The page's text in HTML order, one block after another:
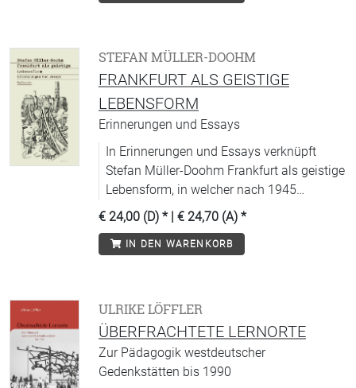
STEFAN MÜLLER-DOOHM
FRANKFURT ALS GEISTIGE
LEBENSFORM
Erinnerungen und Essays
In Erinnerungen und Essays verknüpft
Stefan Müller-Doohm Frankfurt als geistige
Lebensform, in welcher nach 1945
deutsche Geschichte, Philosophie und
Literatur ihre eigene Modernität entfalten.
€ 24,00 (D) * | € 24,70 (A) *
IN DEN WARENKORB
ULRIKE LÖFFLER
ÜBERFRACHTETE LERNORTE
Zur Pädagogik westdeutscher
Gedenkstätten bis 1990